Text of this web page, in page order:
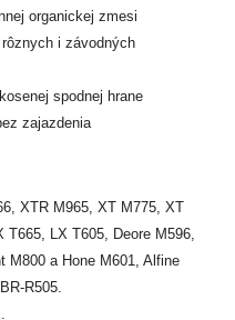
organickej zmesi
i závodných
spodnej hrane
zajazdenia
XTR M965, XT M775, XT
LX T605, Deore M596,
M800 a Hone M601, Alfine
R505.